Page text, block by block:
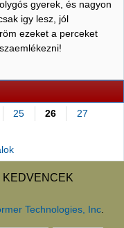
gyerek, és nagyon
igy lesz, jól
ezeket a perceket
25 26
27
KEDVENCEK
Technologies, Inc.